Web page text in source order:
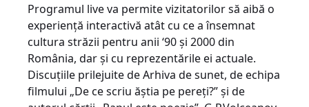
Programul live va permite vizitatorilor să aibă o
experiență interactivă atât cu ce a însemnat
cultura străzii pentru anii ‘90 și 2000 din
România, dar și cu reprezentările ei actuale.
Discuțiile prilejuite de Arhiva de sunet, de echipa
filmului „De ce scriu ăștia pe pereți?” și de